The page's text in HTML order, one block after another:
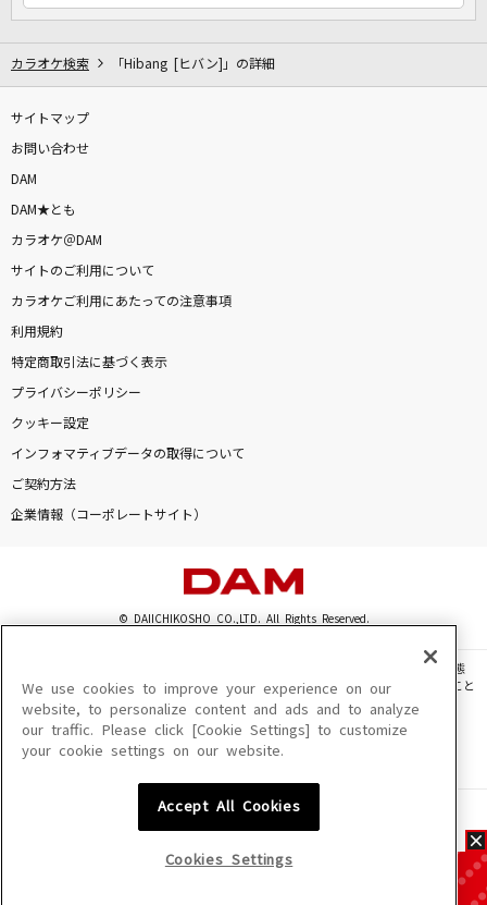
カラオケをもっと楽しもう！
カラオケ検索 「Hibang [ヒバン]」の詳細
サイトマップ
お問い合わせ
DAM
DAM★とも
カラオケ＠DAM
サイトのご利用について
カラオケご利用にあたっての注意事項
利用規約
特定商取引法に基づく表示
プライバシーポリシー
クッキー設定
インフォマティブデータの取得について
ご契約方法
企業情報（コーポレートサイト）
© DAIICHIKOSHO CO.,LTD. All Rights Reserved.
このサイトに掲載されている一切の文章・画像・写真・動画・音声等を、手段や形態
を問わず、著作権法の定める範囲を超えて無断で複製、転載、ファイル化などすること
を禁じます。
楽曲及びコンテンツは、機種によりご利用いただけない場合があります。
楽曲及びコンテンツの配信日、配信内容が変更になる場合があります。
We use cookies to improve your experience on our
website, to personalize content and ads and to analyze
our traffic. Please click [Cookie Settings] to customize
your cookie settings on our website.
Accept All Cookies
Cookies Settings